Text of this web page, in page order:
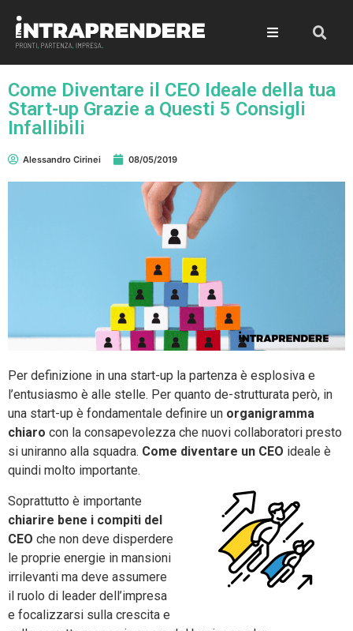
Come Diventare il CEO Ideale della tua
Start-up Grazie a Questi 5 Consigli
Infallibili
Alessandro Cirinei 08/05/2019
Per definizione in una start-up la partenza è esplosiva e
l’entusiasmo è alle stelle. Per quanto de-strutturata però, in
una start-up è fondamentale definire un organigramma
chiaro con la consapevolezza che nuovi collaboratori presto
si uniranno alla squadra. Come diventare un CEO ideale è
quindi molto importante.
Soprattutto è importante
chiarire bene i compiti del
CEO che non deve disperdere
le proprie energie in mansioni
irrilevanti ma deve assumere
il ruolo di leader dell’impresa
e focalizzarsi sulla crescita e